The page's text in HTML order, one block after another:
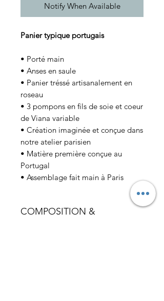
Notify When Available
Panier typique portugais
• Porté main
• Anses en saule
• Panier tréssé artisanalement en
roseau
• 3 pompons en fils de soie et coeur
de Viana variable
• Création imaginée et conçue dans
notre atelier parisien
• Matière première conçue au
Portugal
• Assemblage fait main à Paris
COMPOSITION &